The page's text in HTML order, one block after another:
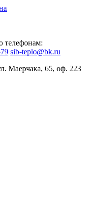
телефонам:
sib-teplo@bk.ru
Маерчака, 65, оф. 223